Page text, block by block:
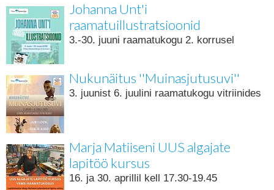
Johanna Unt'i
raamatuillustratsioonid
3.-30. juuni raamatukogu 2. korrusel
Nukunäitus ''Muinasjutusuvi''
3. juunist 6. juulini raamatukogu vitriinides
Marja Matiiseni UUS algajate
lapitöö kursus
16. ja 30. aprillil kell 17.30-19.45